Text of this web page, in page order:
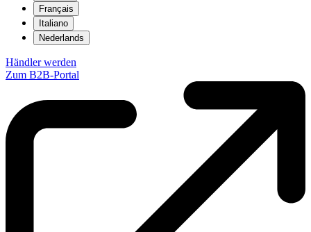
Français
Italiano
Nederlands
Händler werden
Zum B2B-Portal